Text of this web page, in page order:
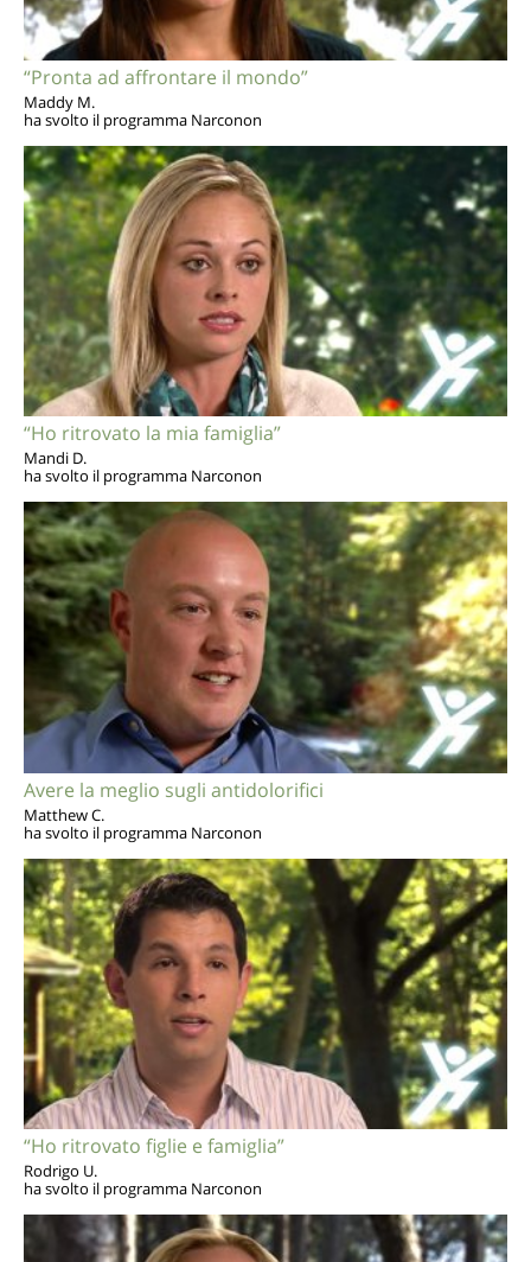
“Pronta ad affrontare il mondo”
Maddy M.
ha svolto il programma Narconon
“Ho ritrovato la mia famiglia”
Mandi D.
ha svolto il programma Narconon
Avere la meglio sugli antidolorifici
Matthew C.
ha svolto il programma Narconon
“Ho ritrovato figlie e famiglia”
Rodrigo U.
ha svolto il programma Narconon